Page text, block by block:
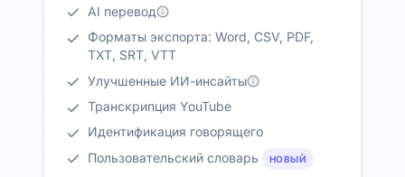
AI перевод
Форматы экспорта: Word, CSV, PDF,
TXT, SRT, VTT
Улучшенные ИИ-инсайты
Транскрипция YouTube
Идентификация говорящего
Пользовательский словарь
НОВЫЙ